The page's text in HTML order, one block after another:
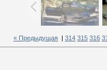
« Предыдущая 314 315 316